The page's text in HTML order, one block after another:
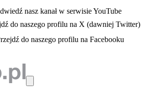
- otwiera się w nowej karcie
nasz kanał w serwisie YouTube
w nowej karcie
do naszego profilu na X (dawniej Twitter)
- otwiera się w nowej karcie
do naszego profilu na Facebooku